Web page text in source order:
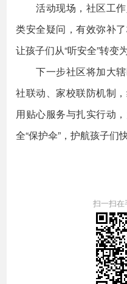
活动现场，社区工作
类安全疑问，有效弥补
让孩子们从“听安全”转变
下一步社区将加大辖
社联动、家校联防机制
用贴心服务与扎实行动
全“保护伞”，护航孩子们
扫一扫在